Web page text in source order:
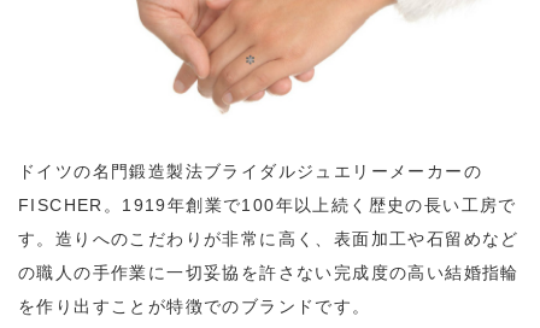
ドイツの名門鍛造製法ブライダルジュエリーメーカーの
FISCHER。1919年創業で100年以上続く歴史の長い工房で
す。造りへのこだわりが非常に高く、表面加工や石留めなど
の職人の手作業に一切妥協を許さない完成度の高い結婚指輪
を作り出すことが特徴でのブランドです。